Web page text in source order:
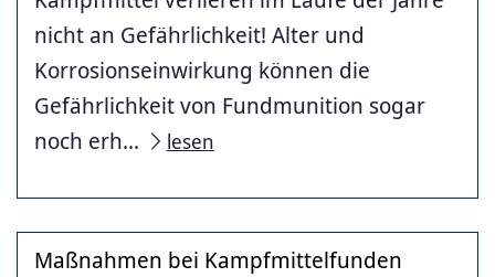
nicht an Gefährlichkeit! Alter und
Korrosionseinwirkung können die
Gefährlichkeit von Fundmunition sogar
noch erh...
lesen
Maßnahmen bei Kampfmittelfunden